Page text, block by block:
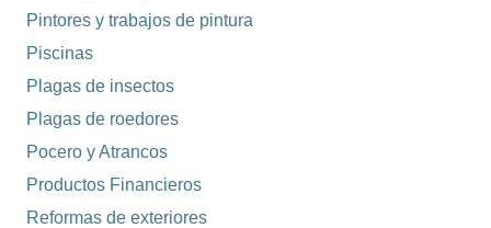
Pintores y trabajos de pintura
Piscinas
Plagas de insectos
Plagas de roedores
Pocero y Atrancos
Productos Financieros
Reformas de exteriores